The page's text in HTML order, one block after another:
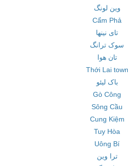
وین لونگ
Cẩm Phả
تای نینها
سوک ترانگ
تان هوا
Thới Lai town
باک لیئو
Gò Công
Sông Cầu
Cung Kiệm
Tuy Hòa
Uông Bí
ترا وین